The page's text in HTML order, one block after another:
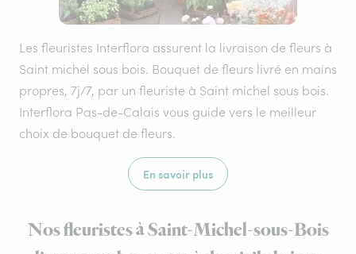
Les fleuristes Interflora assurent la livraison de fleurs à
Saint michel sous bois. Bouquet de fleurs livré en mains
propres, 7j/7, par un fleuriste à Saint michel sous bois.
Interflora Pas-de-Calais vous guide vers le meilleur
choix de bouquet de fleurs.
En savoir plus
Nos fleuristes à Saint-Michel-sous-Bois